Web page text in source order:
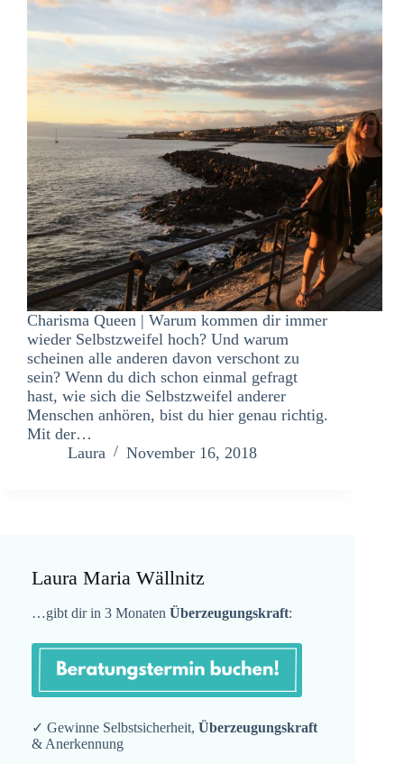
Charisma Queen | Warum kommen dir immer
wieder Selbstzweifel hoch? Und warum
scheinen alle anderen davon verschont zu
sein? Wenn du dich schon einmal gefragt
hast, wie sich die Selbstzweifel anderer
Menschen anhören, bist du hier genau richtig.
Mit der…
Laura
November 16, 2018
Laura Maria Wällnitz
…gibt dir in 3 Monaten Überzeugungskraft:
✓ Gewinne Selbstsicherheit, Überzeugungskraft
& Anerkennung